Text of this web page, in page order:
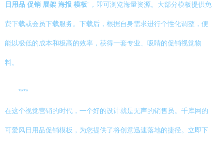
日用品 促销 展架 海报 模板”，即可浏览海量资源。大部分模板提供免
费下载或会员下载服务。下载后，根据自身需求进行个性化调整，便
能以极低的成本和极高的效率，获得一套专业、吸睛的促销视觉物
料。
****
在这个视觉营销的时代，一个好的设计就是无声的销售员。千库网的
可爱风日用品促销模板，为您提供了将创意迅速落地的捷径。立即下